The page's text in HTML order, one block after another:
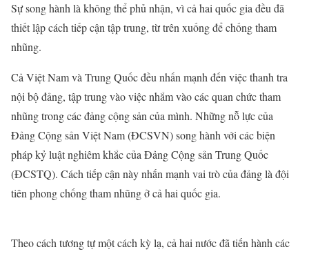
Sự song hành là không thể phủ nhận, vì cả hai quốc gia đều đã
thiết lập cách tiếp cận tập trung, từ trên xuống để chống tham
nhũng.
Cả Việt Nam và Trung Quốc đều nhấn mạnh đến việc thanh tra
nội bộ đảng, tập trung vào việc nhắm vào các quan chức tham
nhũng trong các đảng cộng sản của mình. Những nỗ lực của
Đảng Cộng sản Việt Nam (ĐCSVN) song hành với các biện
pháp kỷ luật nghiêm khắc của Đảng Cộng sản Trung Quốc
(ĐCSTQ). Cách tiếp cận này nhấn mạnh vai trò của đảng là đội
tiên phong chống tham nhũng ở cả hai quốc gia.
Theo cách tương tự một cách kỳ lạ, cả hai nước đã tiến hành các